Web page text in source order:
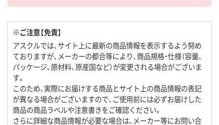
※ご注意【免責】
アスクルでは、サイト上に最新の商品情報を表示するよう努め
ておりますが、メーカーの都合等により、商品規格・仕様（容量、
パッケージ、原材料、原産国など）が変更される場合がございま
す。
このため、実際にお届けする商品とサイト上の商品情報の表記
が異なる場合がございますので、ご使用前には必ずお届けした
商品の商品ラベルや注意書きをご確認ください。
さらに詳細な商品情報が必要な場合は、メーカー等にお問い合